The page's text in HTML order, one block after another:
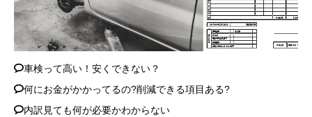
車検って高い！安くできない？
何にお金がかかってるの?削減できる項目ある?
内訳見ても何が必要かわからない